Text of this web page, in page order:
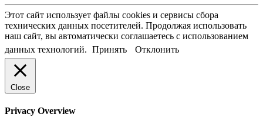
Этот сайт использует файлы cookies и сервисы сбора
технических данных посетителей. Продолжая использовать
наш сайт, вы автоматически соглашаетесь с использованием
данных технологий. Принять Отклонить
Close
Privacy Overview